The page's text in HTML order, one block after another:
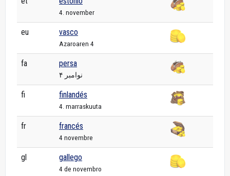
4. november
eu vasco
Azaroaren 4
fa persa
۴ نوامبر
fi finlandés
4. marraskuuta
fr francés
4 novembre
gl gallego
4 de novembro